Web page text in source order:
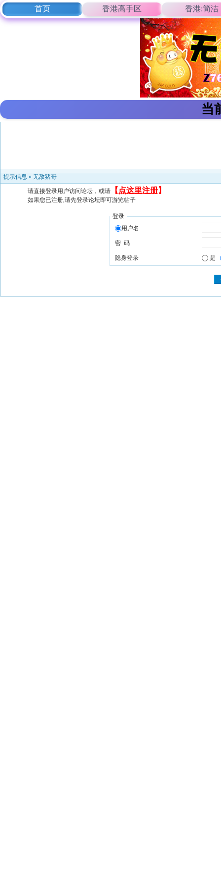
首页 香港高手区 香港:简洁
当
提示信息 » 无敌猪哥
请直接登录用户访问论坛，或请 【 点这里注册】
如果您已注册,请先登录论坛即可游览帖子
登录
用户名
密 码
隐身登录 是